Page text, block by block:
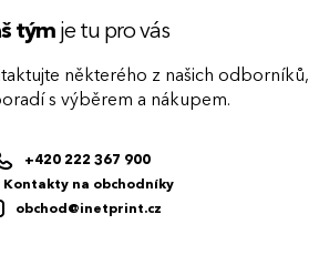
týmje tu pro vás
některého z našich odborníků,
s výběrem a nákupem.
+420 222 367 900
Kontakty na obchodníky
obchod@inetprint.cz